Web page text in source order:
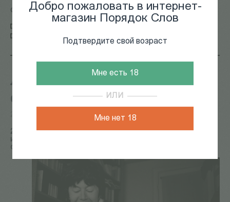
Добро пожаловать в интернет-
магазин Порядок Слов
Подтвердите свой возраст
Мне есть 18
ИЛИ
Мне нет 18
Формат:
Лекция Яны Марковой о
философии Люс Иригарей
28 апреля в 19.30 в «Порядке слов» лекция философа,
исследовательницы психоанализа Яны Марковой о
философии Люс Иригарей.